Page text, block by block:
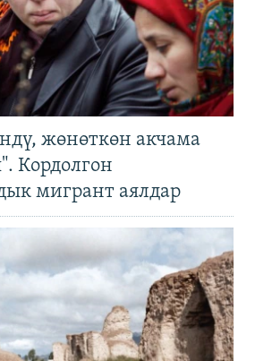
жөнөткөн акчама
Кордолгон
мигрант аялдар